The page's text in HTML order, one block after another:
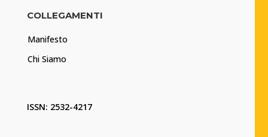
COLLEGAMENTI
Manifesto
Chi Siamo
ISSN: 2532-4217